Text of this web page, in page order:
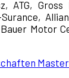
ATG,
Motor